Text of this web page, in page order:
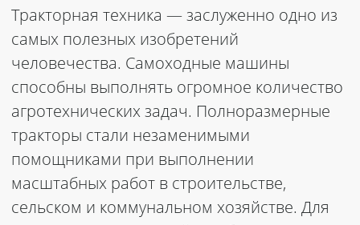
Тракторная техника — заслуженно одно из
самых полезных изобретений
человечества. Самоходные машины
способны выполнять огромное количество
агротехнических задач. Полноразмерные
тракторы стали незаменимыми
помощниками при выполнении
масштабных работ в строительстве,
сельском и коммунальном хозяйстве. Для